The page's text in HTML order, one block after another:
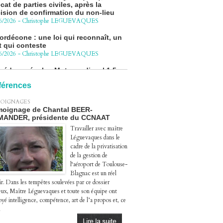
de confirmation du non-lieu
2026 -Christophe LEGUEVAQUES
: une loi qui reconnaît, un
qui conteste
2026 -Christophe LEGUEVAQUES
pénale - Moteurs diesel 1.5
: complément de plainte contre
2026 -Christophe LEGUEVAQUES
autoroute : tout savoir (ou
sur l'action collective ouverte
avril
2026 -Christophe LEGUEVAQUES
de Chantal BEER-
présidente du CCNAAT
Travailler avec maître
Léguevaques dans le
cadre de la privatisation
de la gestion de
l‘aéroport de Toulouse-
Blagnac est un réel
Dans les tempêtes soulevées par ce dossier
Maître Léguevaques et toute son équipe ont
intelligence, compétence, art de l’a propos et, ce